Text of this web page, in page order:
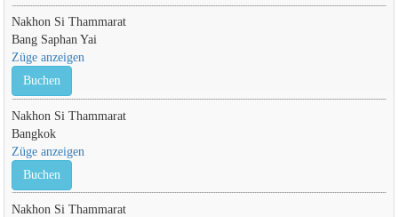
Nakhon Si Thammarat
Bang Saphan Yai
Züge anzeigen
Buchen
Nakhon Si Thammarat
Bangkok
Züge anzeigen
Buchen
Nakhon Si Thammarat